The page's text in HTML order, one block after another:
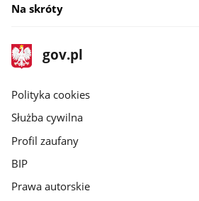
Na skróty
stopka
gov.pl
Strona
gov.pl
gov.pl
Polityka cookies
Służba cywilna
Profil zaufany
BIP
Prawa autorskie